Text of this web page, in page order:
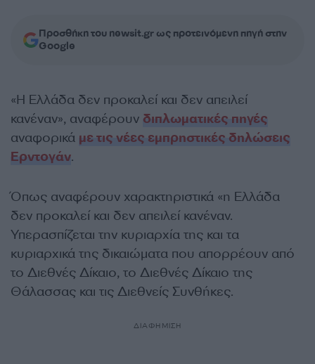
Προσθήκη του newsit.gr ως προτεινόμενη πηγή στην
Google
«Η Ελλάδα δεν προκαλεί και δεν απειλεί
κανέναν», αναφέρουν διπλωματικές πηγές
αναφορικά με τις νέες εμπρηστικές δηλώσεις
Ερντογάν.
Όπως αναφέρουν χαρακτηριστικά «η Ελλάδα
δεν προκαλεί και δεν απειλεί κανέναν.
Υπερασπίζεται την κυριαρχία της και τα
κυριαρχικά της δικαιώματα που απορρέουν από
το Διεθνές Δίκαιο, το Διεθνές Δίκαιο της
Θάλασσας και τις Διεθνείς Συνθήκες.
ΔΙΑΦΗΜΙΣΗ